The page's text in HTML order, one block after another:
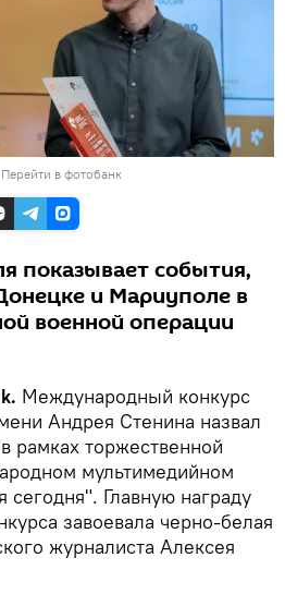
Перейти в фотобанк
показывает события,
и Мариуполе в
военной операции
Международный конкурс
Андрея Стенина назвал
рамках торжественной
мультимедийном
сегодня". Главную награду
завоевала черно-белая
журналиста Алексея